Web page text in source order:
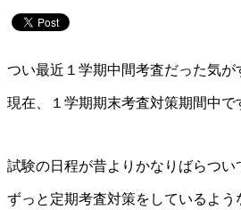
つい最近１学期中間考査だった気が
現在、１学期期末考査対策期間中で
試験の日程が昔よりかなりばらつい
ずっと定期考査対策をしているよう